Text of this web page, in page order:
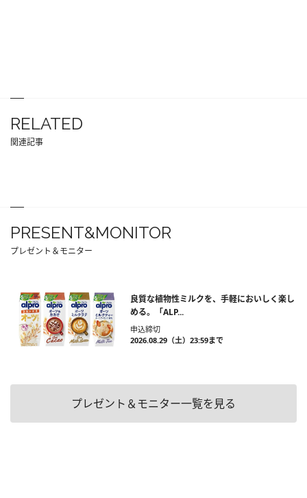
RELATED
関連記事
PRESENT&MONITOR
プレゼント＆モニター
良質な植物性ミルクを、手軽においしく楽し
める。「ALP...
申込締切
2026.08.29（土）23:59まで
プレゼント＆モニター一覧を見る